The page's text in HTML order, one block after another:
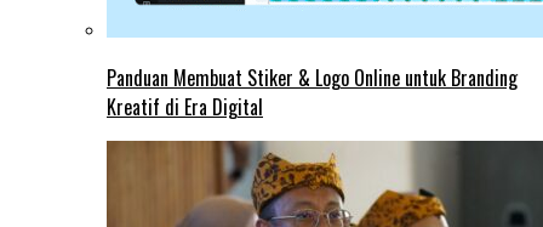
Panduan Membuat Stiker & Logo Online untuk Branding
Kreatif di Era Digital